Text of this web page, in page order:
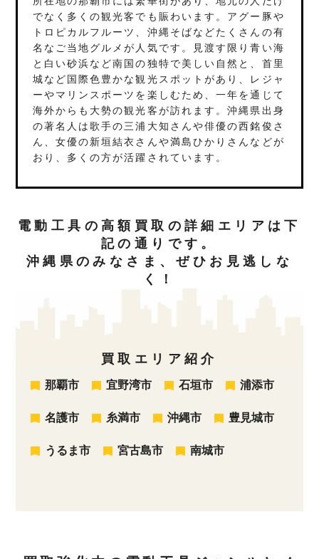
でなく多くの観光客でも賑わいます。アグー豚や
トロピカルフルーツ、沖縄そばなどたくさんの有
名なご当地グルメが人気です。見渡す限り青い海
と白い砂浜など南国の独特で美しい自然と、首里
城など国際色豊かな観光スポットがあり、レジャ
ーやマリンスポーツを楽しむため、一年を通じて
海外からも大勢の観光客が訪れます。沖縄県出身
の著名人は歌手の三浦大知さんや俳優の西銘俊さ
ん、女優の新垣結衣さんや満島ひかりさんなどが
おり、多くの方が活躍されています。
電動工具の高額買取の詳細エリアは下
記の通りです。
沖縄県のみなさま、ぜひお見逃しな
く！
買取エリア紹介
那覇市 宜野湾市 石垣市 浦添市
名護市 糸満市 沖縄市 豊見城市
うるま市 宮古島市 南城市